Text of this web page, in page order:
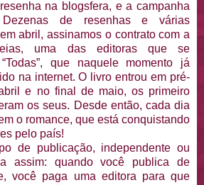
na blogsfera, e a campanha
Dezenas de resenhas e várias
abril, assinamos o contrato com a
uma das editoras que se
que naquele momento já
na internet. O livro entrou em pré-
e no final de maio, os primeiro
os seus. Desde então, cada dia
o romance, que está conquistando
pelo país!
de publicação, independente ou
assim: quando você publica de
você paga uma editora para que